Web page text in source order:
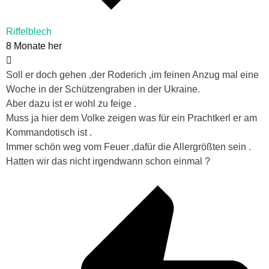
Riffelblech
8 Monate her
Soll er doch gehen ,der Roderich ,im feinen Anzug mal eine
Woche in der Schützengraben in der Ukraine.
Aber dazu ist er wohl zu feige .
Muss ja hier dem Volke zeigen was für ein Prachtkerl er am
Kommandotisch ist .
Immer schön weg vom Feuer ,dafür die Allergrößten sein .
Hatten wir das nicht irgendwann schon einmal ?